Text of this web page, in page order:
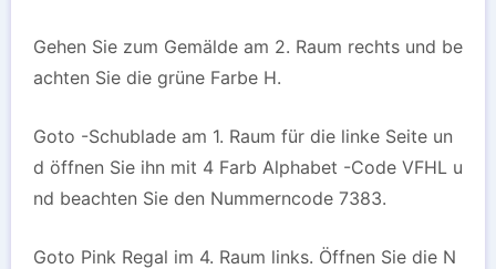
Gehen Sie zum Gemälde am 2. Raum rechts und be
achten Sie die grüne Farbe H.
Goto -Schublade am 1. Raum für die linke Seite un
d öffnen Sie ihn mit 4 Farb Alphabet -Code VFHL u
nd beachten Sie den Nummerncode 7383.
Goto Pink Regal im 4. Raum links. Öffnen Sie die N